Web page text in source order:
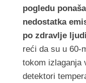
pogledu
nedostatka
po zdravlje ljudi
reći da su u 60-
tokom izlaganja
detektori